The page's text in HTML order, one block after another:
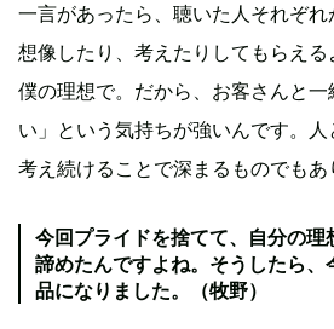
一言があったら、聴いた人それぞ
想像したり、考えたりしてもらえ
僕の理想で。だから、お客さんと
い」という気持ちが強いんです。
考え続けることで深まるものでもあ
今回プライドを捨てて、自分の理
諦めたんですよね。そうしたら、
品になりました。（牧野）